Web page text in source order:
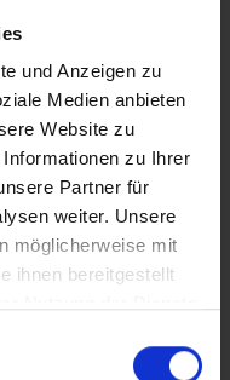
und Anzeigen zu
Medien anbieten
Website zu
zu Ihrer
Partner für
weiter. Unsere
möglicherweise mit
ihnen bereitgestellt
Rechte